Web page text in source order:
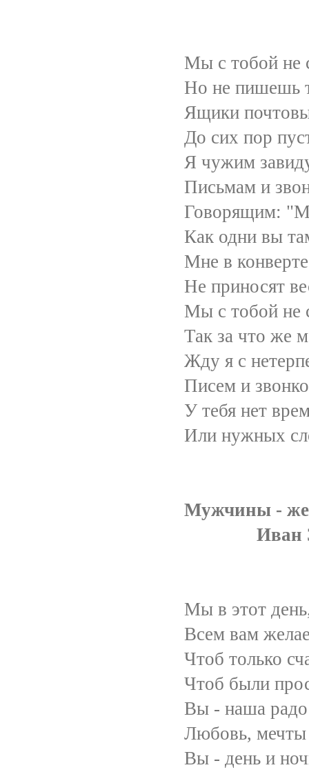
Мы с тобой не
Но не пишешь
Ящики
До сих пор
Я чужим
Письмам и
Говорящим:
Как одни вы
Мне в конверте
Не приносят
Мы с тобой не
Так за что же
Жду я с
Писем и
У тебя нет
Или нужных
Мужчины -
Иван
Мы в этот день, 8
Всем вам желаем
Чтоб только
Чтоб были просто
Вы - наша радость и
Любовь, мечты и
Вы - день и